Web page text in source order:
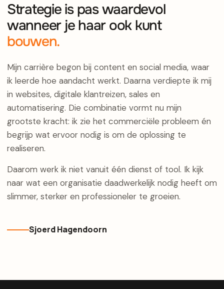
Strategie is pas waardevol
wanneer je haar ook kunt
bouwen.
Mijn carrière begon bij content en social media, waar
ik leerde hoe aandacht werkt. Daarna verdiepte ik mij
in websites, digitale klantreizen, sales en
automatisering. Die combinatie vormt nu mijn
grootste kracht: ik zie het commerciële probleem én
begrijp wat ervoor nodig is om de oplossing te
realiseren.
Daarom werk ik niet vanuit één dienst of tool. Ik kijk
naar wat een organisatie daadwerkelijk nodig heeft om
slimmer, sterker en professioneler te groeien.
Sjoerd Hagendoorn